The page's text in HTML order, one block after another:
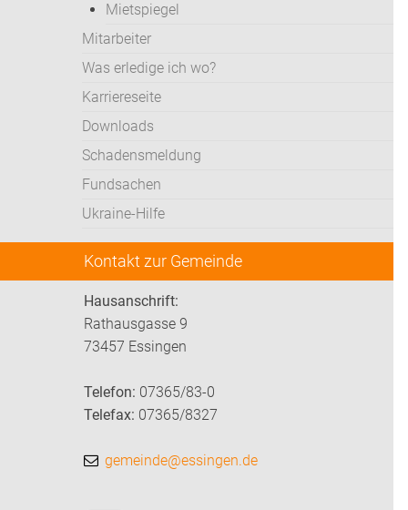
Mietspiegel
Mitarbeiter
Was erledige ich wo?
Karriereseite
Downloads
Schadensmeldung
Fundsachen
Ukraine-Hilfe
Kontakt zur Gemeinde
Hausanschrift:
Rathausgasse 9
73457 Essingen
Telefon: 07365/83-0
Telefax: 07365/8327
gemeinde@essingen.de